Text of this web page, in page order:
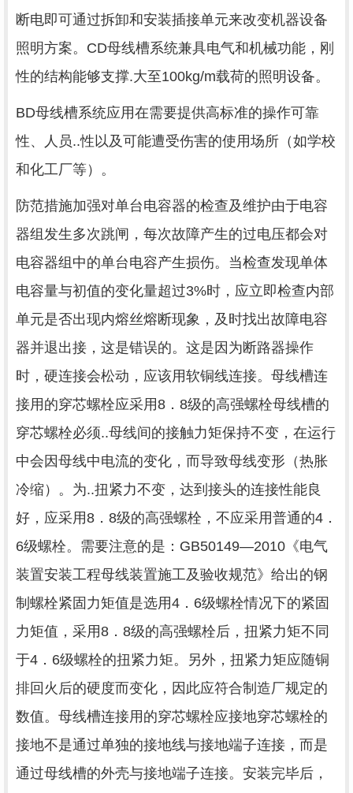
断电即可通过拆卸和安装插接单元来改变机器设备
照明方案。CD母线槽系统兼具电气和机械功能，刚
性的结构能够支撑.大至100kg/m载荷的照明设备。
BD母线槽系统应用在需要提供高标准的操作可靠
性、人员..性以及可能遭受伤害的使用场所（如学校
和化工厂等）。
防范措施加强对单台电容器的检查及维护由于电容
器组发生多次跳闸，每次故障产生的过电压都会对
电容器组中的单台电容产生损伤。当检查发现单体
电容量与初值的变化量超过3%时，应立即检查内部
单元是否出现内熔丝熔断现象，及时找出故障电容
器并退出接，这是错误的。这是因为断路器操作
时，硬连接会松动，应该用软铜线连接。母线槽连
接用的穿芯螺栓应采用8．8级的高强螺栓母线槽的
穿芯螺栓必须..母线间的接触力矩保持不变，在运行
中会因母线中电流的变化，而导致母线变形（热胀
冷缩）。为..扭紧力不变，达到接头的连接性能良
好，应采用8．8级的高强螺栓，不应采用普通的4．
6级螺栓。需要注意的是：GB50149—2010《电气
装置安装工程母线装置施工及验收规范》给出的钢
制螺栓紧固力矩值是选用4．6级螺栓情况下的紧固
力矩值，采用8．8级的高强螺栓后，扭紧力矩不同
于4．6级螺栓的扭紧力矩。另外，扭紧力矩应随铜
排回火后的硬度而变化，因此应符合制造厂规定的
数值。母线槽连接用的穿芯螺栓应接地穿芯螺栓的
接地不是通过单独的接地线与接地端子连接，而是
通过母线槽的外壳与接地端子连接。安装完毕后，